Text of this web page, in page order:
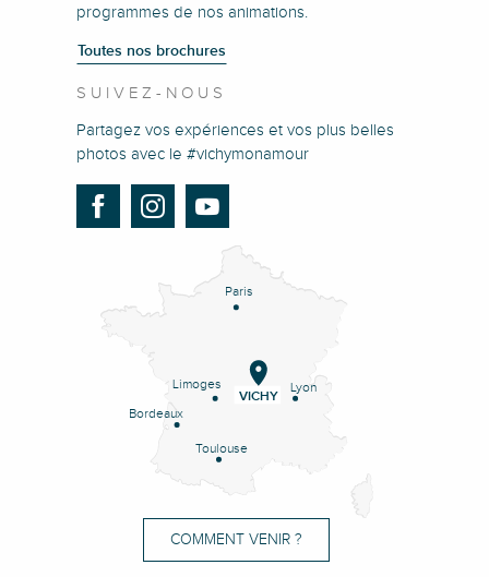
programmes de nos animations.
Toutes nos brochures
SUIVEZ-NOUS
Partagez vos expériences et vos plus belles
photos avec le #vichymonamour
Paris
Lyon
Limoges
Bordeaux
Toulouse
VICHY
COMMENT VENIR ?